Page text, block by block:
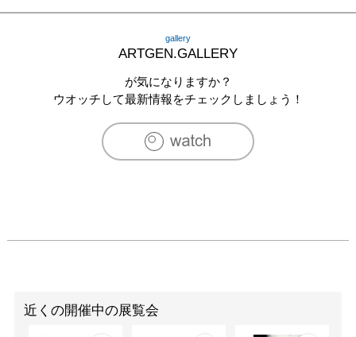
gallery
ARTGEN.GALLERY
が気になりますか？
ウオッチして最新情報をチェックしましょう！
近くの開催中の展覧会